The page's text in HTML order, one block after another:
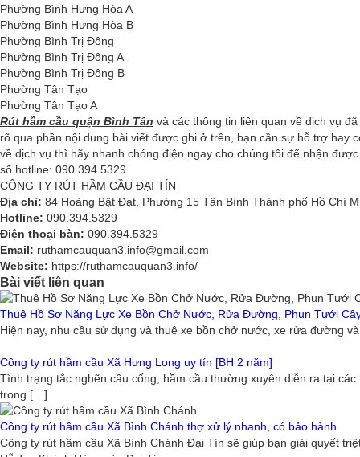
Phường Bình Hưng Hòa A
Phường Bình Hưng Hòa B
Phường Bình Trị Đông
Phường Bình Trị Đông A
Phường Bình Trị Đông B
Phường Tân Tạo
Phường Tân Tạo A
Rút hầm cầu quận Bình Tân và các thông tin liên quan về dịch vụ
rõ qua phần nội dung bài viết được ghi ở trên, bạn cần sự hỗ trợ hay
về dịch vụ thì hãy nhanh chóng điện ngay cho chúng tôi để nhận
số hotline: 090 394 5329.
CÔNG TY RÚT HẦM CẦU ĐẠI TÍN
Địa chỉ: 84 Hoàng Bật Đạt, Phường 15 Tân Bình Thành phố Hồ Chí
Hotline: 090.394.5329
Điện thoại bàn: 090.394.5329
Email: ruthamcauquan3.info@gmail.com
Website: https://ruthamcauquan3.info/
Bài viết liên quan
Thuê Hồ Sơ Năng Lực Xe Bồn Chở Nước, Rửa Đường, Phun Tưới
Hiện nay, nhu cầu sử dụng và thuê xe bồn chở nước, xe rửa đường
Công ty rút hầm cầu Xã Hưng Long uy tín [BH 2 năm]
Tình trạng tắc nghẽn cầu cống, hầm cầu thường xuyên diễn ra tại
trong […]
Công ty rút hầm cầu Xã Bình Chánh thợ xử lý nhanh, có bảo hành
Công ty rút hầm cầu Xã Bình Chánh Đại Tín sẽ giúp bạn giải quyết